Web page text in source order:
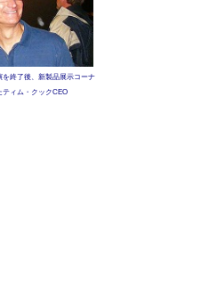
を終了後、新製品展示コーナ
ティム・クックCEO